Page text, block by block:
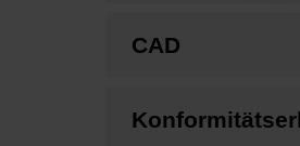
CAD